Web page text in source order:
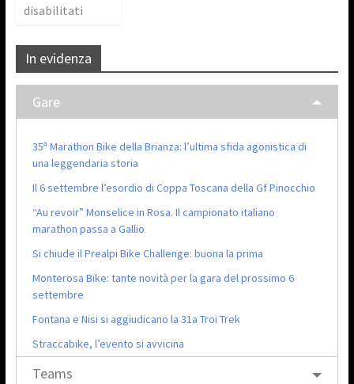
disabilitati
In evidenza
Gare
35ª Marathon Bike della Brianza: l’ultima sfida agonistica di
una leggendaria storia
Il 6 settembre l’esordio di Coppa Toscana della Gf Pinocchio
“Au revoir” Monselice in Rosa. Il campionato italiano
marathon passa a Gallio
Si chiude il Prealpi Bike Challenge: buona la prima
Monterosa Bike: tante novità per la gara del prossimo 6
settembre
Fontana e Nisi si aggiudicano la 31a Troi Trek
Straccabike, l’evento si avvicina
Teams